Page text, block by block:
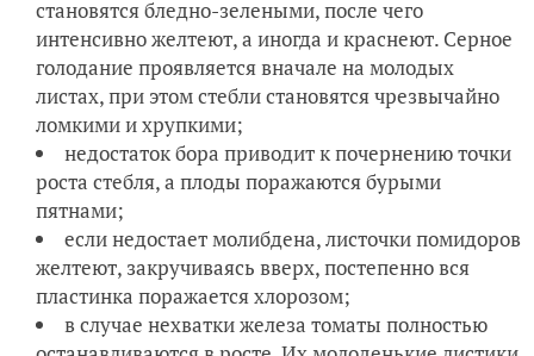
становятся бледно-зелеными, после чего
интенсивно желтеют, а иногда и краснеют. Серное
голодание проявляется вначале на молодых
листах, при этом стебли становятся чрезвычайно
ломкими и хрупкими;
недостаток бора приводит к почернению точки
роста стебля, а плоды поражаются бурыми
пятнами;
если недостает молибдена, листочки помидоров
желтеют, закручиваясь вверх, постепенно вся
пластинка поражается хлорозом;
в случае нехватки железа томаты полностью